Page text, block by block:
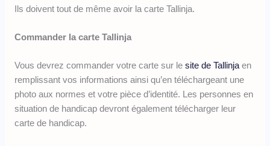
Ils doivent tout de même avoir la carte Tallinja.
Commander la carte Tallinja
Vous devrez commander votre carte sur le site de Tallinjaen
remplissant vos informations ainsi qu’en téléchargeant une
photo aux normes et votre pièce d’identité. Les personnes en
situation de handicap devront également télécharger leur
carte de handicap.